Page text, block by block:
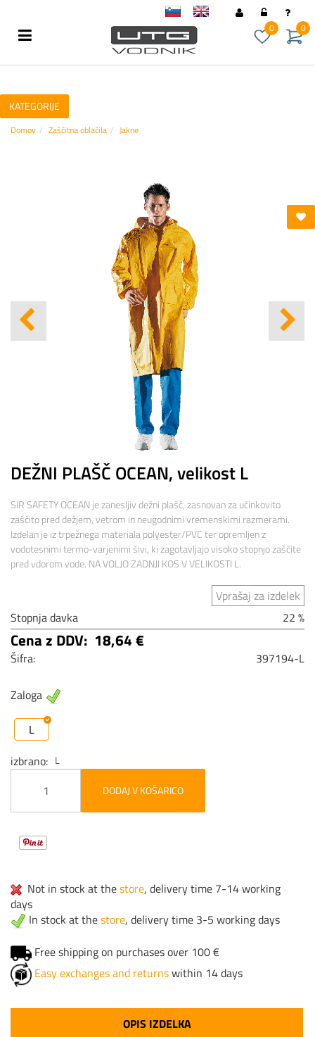
0
0
KATEGORIJE
Domov Zaščitna oblačila Jakne
DEŽNI PLAŠČ OCEAN, velikost L
SIR SAFETY OCEAN je zanesljiv dežni plašč, zasnovan za učinkovito
zaščito pred dežjem, vetrom in neugodnimi vremenskimi razmerami.
Izdelan je iz trpežnega materiala polyester/PVC ter opremljen z
vodotesnimi termo-varjenimi šivi, ki zagotavljajo visoko stopnjo zaščite
pred vdorom vode. NA VOLJO ZADNJI KOS V VELIKOSTI L.
Vprašaj za izdelek
Stopnja davka
22 %
Cena z DDV: 18,64 €
Šifra: 397194-L
Zaloga
L
izbrano
L
DODAJ V KOŠARICO
Not in stock at thestore, delivery time 7-14 working
days
In stock at thestore, delivery time 3-5 working days
Free shipping on purchases over 100 €
Easy exchanges and returnswithin 14 days
OPIS IZDELKA